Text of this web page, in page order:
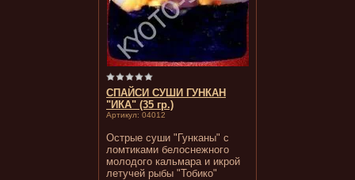
СПАЙСИ СУШИ ГУНКАН
"ИКА" (35 гр.)
Артикул: 04012
Острые суши "Гунканы" с
ломтиками белоснежного
молодого кальмара и икрой
летучей рыбы "Тобико"